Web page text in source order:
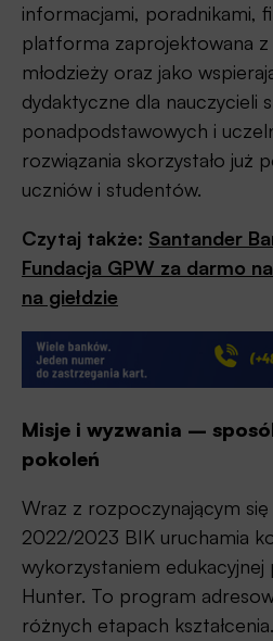
informacjami, poradnikami,
platforma zaprojektowana z
młodzieży oraz jako
dydaktyczne dla nauczycieli
ponadpodstawowych i
rozwiązania skorzystało już
uczniów i studentów.
Czytaj także: Santander
Fundacja GPW za darmo
na giełdzie
Misje i wyzwania –
pokoleń
Wraz z rozpoczynającym
2022/2023 BIK uruchamia
wykorzystaniem
Hunter. To program
różnych etapach